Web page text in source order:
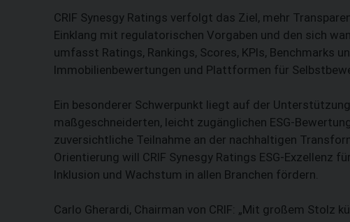
CRIF Synesgy Ratings verfolgt das Ziel, mehr
Einklang mit regulatorischen Vorgaben und den sich
umfasst Ratings, Rankings, Scores, KPIs, Benchmarks
Immobilienbewertungen und Plattformen für
Ein besonderer Schwerpunkt liegt auf der
maßgeschneiderten, leicht zugänglichen ESG-
zuversichtliche Teilnahme an der nachhaltigen
Orientierung will CRIF Synesgy Ratings ESG-Exzellenz
Inklusion und Wachstum in allen Branchen fördern.
Carlo Gherardi, Chairman von CRIF: „Mit großem Stolz